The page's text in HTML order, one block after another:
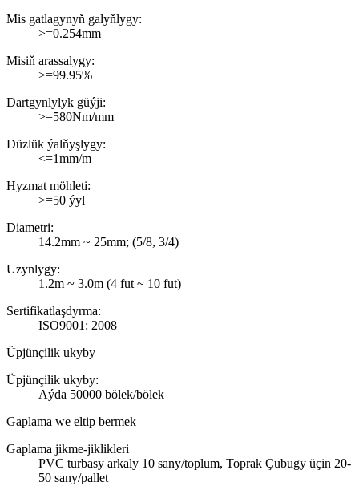
Mis gatlagynyň galyňlygy:
>=0.254mm
Misiň arassalygy:
>=99.95%
Dartgynlylyk güýji:
>=580Nm/mm
Düzlük ýalňyşlygy:
<=1mm/m
Hyzmat möhleti:
>=50 ýyl
Diametri:
14.2mm ~ 25mm; (5/8, 3/4)
Uzynlygy:
1.2m ~ 3.0m (4 fut ~ 10 fut)
Sertifikatlaşdyrma:
ISO9001: 2008
Üpjünçilik ukyby
Üpjünçilik ukyby:
Aýda 50000 bölek/bölek
Gaplama we eltip bermek
Gaplama jikme-jiklikleri
PVC turbasy arkaly 10 sany/toplum, Toprak Çubugy üçin 20-
50 sany/pallet